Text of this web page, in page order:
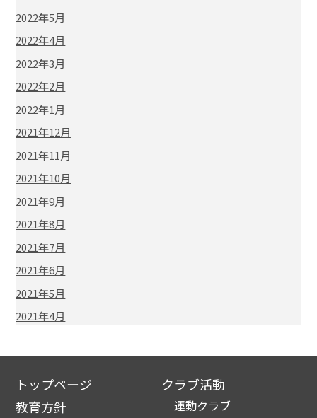
2022年5月
2022年4月
2022年3月
2022年2月
2022年1月
2021年12月
2021年11月
2021年10月
2021年9月
2021年8月
2021年7月
2021年6月
2021年5月
2021年4月
トップページ
教育方針
クラブ活動
運動クラブ